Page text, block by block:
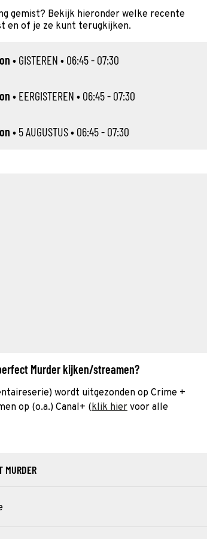
gemist? Bekijk hieronder welke recente
en of je ze kunt terugkijken.
• GISTEREN • 06:45 - 07:30
• EERGISTEREN • 06:45 - 07:30
• 5 AUGUSTUS• 06:45 - 07:30
Murder kijken/streamen?
wordt uitgezonden op Crime +
op (o.a.) Canal+ (klik hier voor alle
MURDER